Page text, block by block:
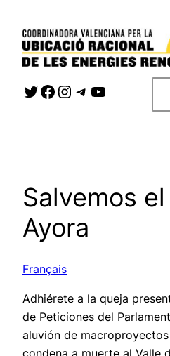
contenido
Twitter
Facebook
Instagram
Telegram
YouTube
Salvemos
Ayora
Français
Adhiérete a la queja
de Peticiones del
aluvión de